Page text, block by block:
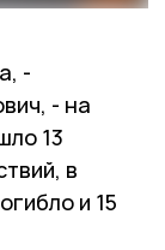
-
- на
13
в
и 15